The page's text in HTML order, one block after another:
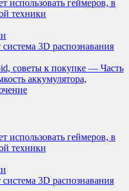
использовать геймеров, в
техники
3D распознавания
советы к покупке — Часть
аккумулятора,
использовать геймеров, в
техники
3D распознавания